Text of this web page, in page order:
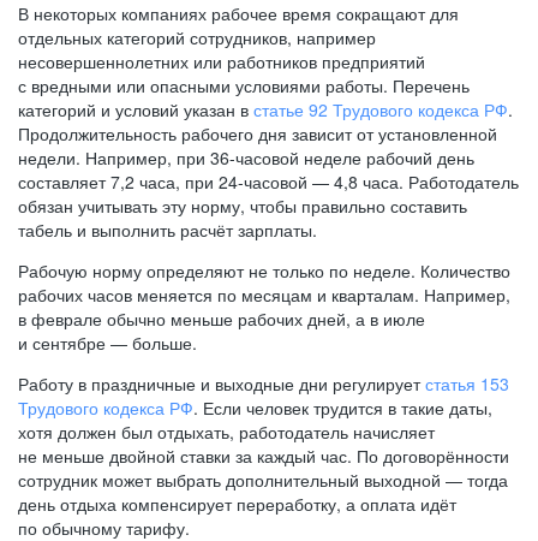
В некоторых компаниях рабочее время сокращают для
отдельных категорий сотрудников, например
несовершеннолетних или работников предприятий
с вредными или опасными условиями работы. Перечень
категорий и условий указан в статье 92 Трудового кодекса РФ.
Продолжительность рабочего дня зависит от установленной
недели. Например, при 36-часовой неделе рабочий день
составляет 7,2 часа, при 24-часовой — 4,8 часа. Работодатель
обязан учитывать эту норму, чтобы правильно составить
табель и выполнить расчёт зарплаты.
Рабочую норму определяют не только по неделе. Количество
рабочих часов меняется по месяцам и кварталам. Например,
в феврале обычно меньше рабочих дней, а в июле
и сентябре — больше.
Работу в праздничные и выходные дни регулируетстатья 153
Трудового кодекса РФ. Если человек трудится в такие даты,
хотя должен был отдыхать, работодатель начисляет
не меньше двойной ставки за каждый час. По договорённости
сотрудник может выбрать дополнительный выходной — тогда
день отдыха компенсирует переработку, а оплата идёт
по обычному тарифу.